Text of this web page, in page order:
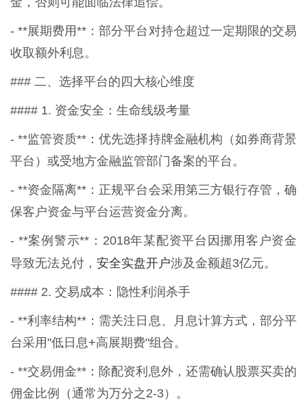
- **展期费用**：部分平台对持仓超过一定期限的交易
收取额外利息。
### 二、选择平台的四大核心维度
#### 1. 资金安全：生命线级考量
- **监管资质**：优先选择持牌金融机构（如券商背景
平台）或受地方金融监管部门备案的平台。
- **资金隔离**：正规平台会采用第三方银行存管，确
保客户资金与平台运营资金分离。
- **案例警示**：2018年某配资平台因挪用客户资金
导致无法兑付， 安全实盘开户涉及金额超3亿元。
#### 2. 交易成本：隐性利润杀手
- **利率结构**：需关注日息、月息计算方式，部分平
台采用"低日息+高展期费"组合。
- **交易佣金**：除配资利息外，还需确认股票买卖的
佣金比例（通常为万分之2-3）。